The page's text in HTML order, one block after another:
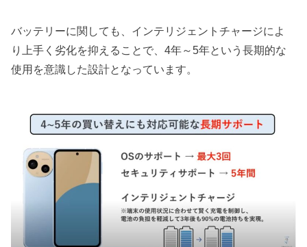
バッテリーに関しても、インテリジェントチャージによ
り上手く劣化を抑えることで、4年～5年という長期的な
使用を意識した設計となっています。